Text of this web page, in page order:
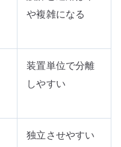
や複雑になる
装置単位で分離
しやすい
独立させやすい